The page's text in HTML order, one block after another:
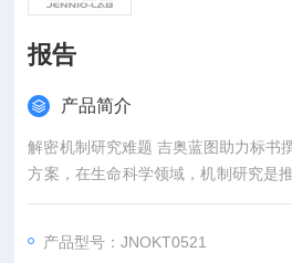
报告
产品简介
解密机制研究难题 吉奥蓝图助力标书
方案，在生命科学领域，机制研究是
然而，从创新课题设计到高质量标书
困难、成果转化乏力。吉奥蓝图（
产品型号：JNOKT0521